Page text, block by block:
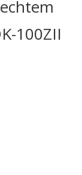
100ZII